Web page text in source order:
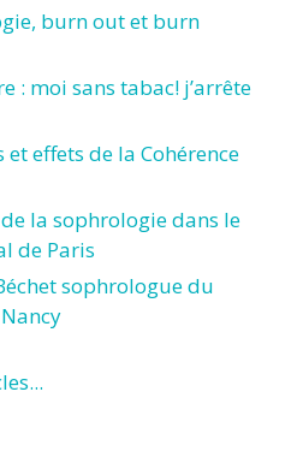
burn out et burn
: moi sans tabac! j’arrête
et effets de la Cohérence
la sophrologie dans le
de Paris
sophrologue du